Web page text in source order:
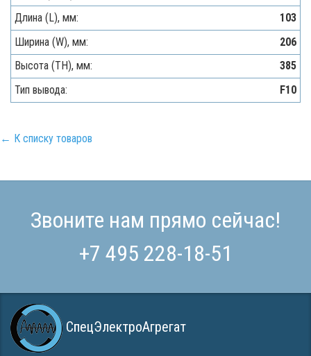
Длина (L), мм:
103
Ширина (W), мм:
206
Высота (TH), мм:
385
Тип вывода:
F10
← К списку товаров
Звоните нам прямо сейчас!
+7 495 228-18-51
СпецЭлектроАгрегат